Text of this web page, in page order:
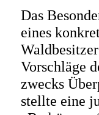
Das
eines
Vorschläge
zwecks
stellte eine